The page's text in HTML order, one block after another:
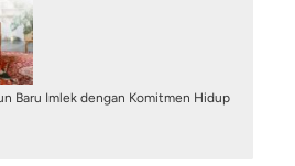
Pacu Jantung): Solusi Medis
Jantung (Bradikardia)